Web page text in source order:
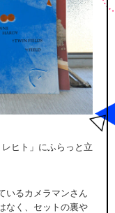
ヒト」にふらっと立
いるカメラマンさん
なく、セットの裏や